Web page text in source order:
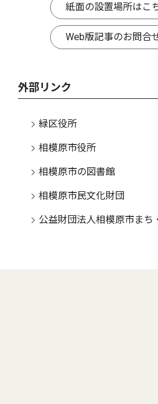
紙面の設置場所はこ
Web版記事のお問合
外部リンク
緑区役所
相模原市役所
相模原市の図書館
相模原市民文化財団
公益財団法人相模原市まち